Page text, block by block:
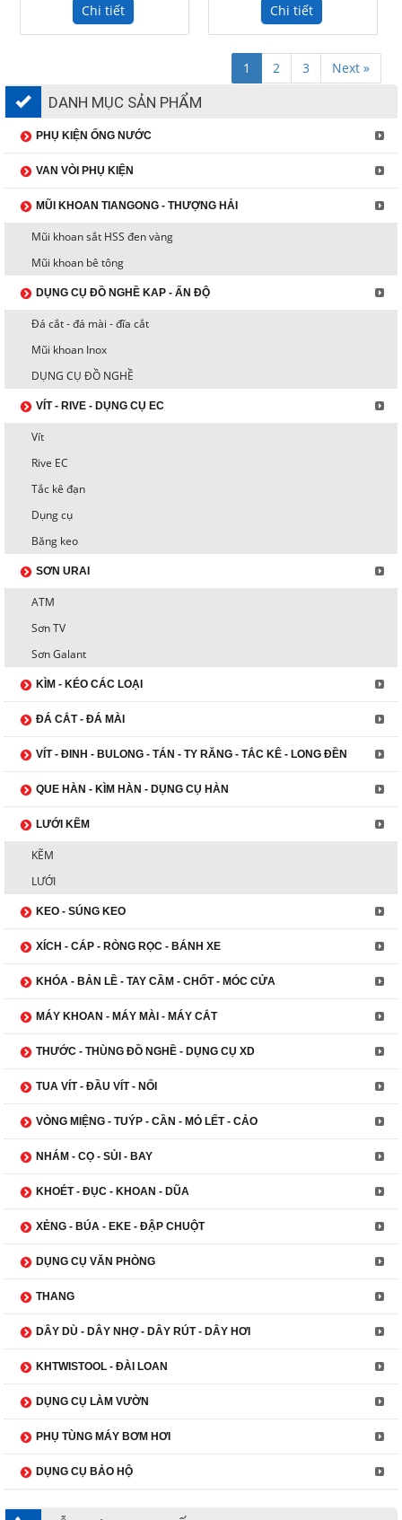
Chi tiết Chi tiết
1 2 3 Next »
DANH MỤC SẢN PHẨM
PHỤ KIỆN ỐNG NƯỚC
VAN VÒI PHỤ KIỆN
MŨI KHOAN TIANGONG - THƯỢNG HẢI
Mũi khoan sắt HSS đen vàng
Mũi khoan bê tông
DỤNG CỤ ĐỒ NGHỀ KAP - ẤN ĐỘ
Đá cắt - đá mài - đĩa cắt
Mũi khoan Inox
DỤNG CỤ ĐỒ NGHỀ
VÍT - RIVE - DỤNG CỤ EC
Vít
Rive EC
Tắc kê đạn
Dụng cụ
Băng keo
SƠN URAI
ATM
Sơn TV
Sơn Galant
KÌM - KÉO CÁC LOẠI
ĐÁ CẮT - ĐÁ MÀI
VÍT - ĐINH - BULONG - TÁN - TY RĂNG - TẮC KÊ - LONG ĐỀN
QUE HÀN - KÌM HÀN - DỤNG CỤ HÀN
LƯỚI KẼM
KẼM
LƯỚI
KEO - SÚNG KEO
XÍCH - CÁP - RÒNG RỌC - BÁNH XE
KHÓA - BẢN LỀ - TAY CẦM - CHỐT - MÓC CỬA
MÁY KHOAN - MÁY MÀI - MÁY CẮT
THƯỚC - THÙNG ĐỒ NGHỀ - DỤNG CỤ XD
TUA VÍT - ĐẦU VÍT - NỐI
VÒNG MIỆNG - TUÝP - CẦN - MỎ LẾT - CẢO
NHÁM - CỌ - SỦI - BAY
KHOÉT - ĐỤC - KHOAN - DŨA
XẺNG - BÚA - EKE - ĐẬP CHUỘT
DỤNG CỤ VĂN PHÒNG
THANG
DÂY DÙ - DÂY NHỢ - DÂY RÚT - DÂY HƠI
KHTWISTOOL - ĐÀI LOAN
DỤNG CỤ LÀM VƯỜN
PHỤ TÙNG MÁY BƠM HƠI
DỤNG CỤ BẢO HỘ